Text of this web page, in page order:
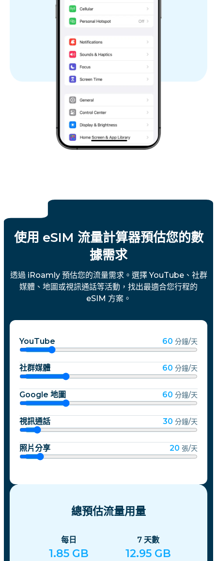
使用 eSIM 流量計算器預估您的數
據需求
透過 iRoamly 預估您的流量需求。選擇 YouTube、社群
媒體、地圖或視訊通話等活動，找出最適合您行程的
eSIM 方案。
YouTube 60 分鐘/天
社群媒體 60 分鐘/天
Google 地圖 60 分鐘/天
視訊通話 30 分鐘/天
照片分享 20 張/天
總預估流量用量
每日
1.85 GB
7 天數
12.95 GB